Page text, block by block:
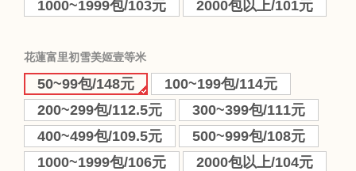
1000~1999包/103元
2000包以上/101元
花蓮富里初雪美姬壹等米
50~99包/148元
100~199包/114元
200~299包/112.5元
300~399包/111元
400~499包/109.5元
500~999包/108元
1000~1999包/106元
2000包以上/104元